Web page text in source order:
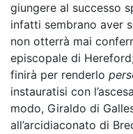
giungere al successo
infatti sembrano aver
non otterrà mai
episcopale di
finirà per renderlo
instauratisi con
modo, Giraldo di
all’arcidiaconato di